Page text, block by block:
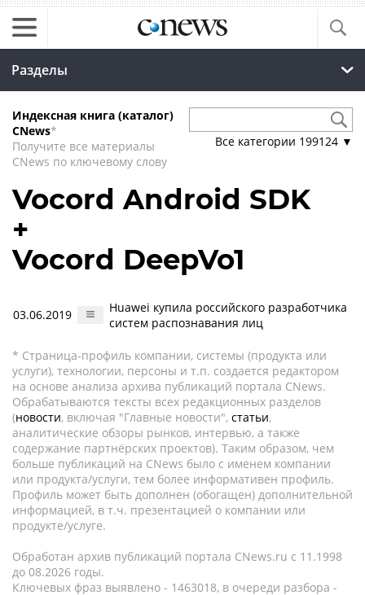
Разделы
Индексная книга (каталог)
CNews*
Получите все материалы
CNews по ключевому слову
Все категории 199124 ▼
Vocord Android SDK
+
Vocord DeepVo1
03.06.2019
Huawei купила российского разработчика
систем распознавания лиц
* Страница-профиль компании, системы (продукта или
услуги), технологии, персоны и т.п. создается редактором
на основе анализа архива публикаций портала CNews.
Обрабатываются тексты всех редакционных разделов
(новости, включая "Главные новости", статьи,
аналитические обзоры рынков, интервью, а также
содержание партнёрских проектов). Таким образом, чем
больше публикаций на CNews было с именем компании
или продукта/услуги, тем более информативен профиль.
Профиль может быть дополнен (обогащен) дополнительной
информацией, в т.ч. презентацией о компании или
продукте/услуге.
Обработан архив публикаций портала CNews.ru c 11.1998
до 08.2026 годы.
Ключевых фраз выявлено - 1463018, в очереди разбора -